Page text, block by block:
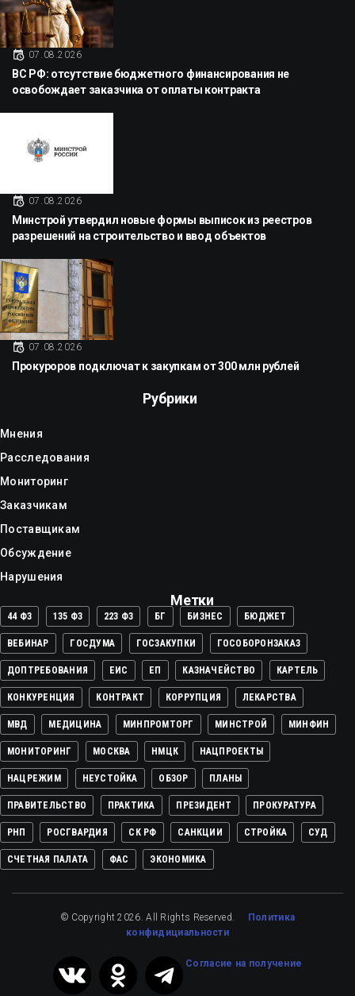
07.08.2026
ВС РФ: отсутствие бюджетного финансирования не
освобождает заказчика от оплаты контракта
07.08.2026
Минстрой утвердил новые формы выписок из реестров
разрешений на строительство и ввод объектов
07.08.2026
Прокуроров подключат к закупкам от 300 млн рублей
Рубрики
Мнения
Расследования
Мониторинг
Заказчикам
Поставщикам
Обсуждение
Нарушения
Метки
44 ФЗ 135 ФЗ 223 ФЗ БГ БИЗНЕС БЮДЖЕТ
ВЕБИНАР ГОСДУМА ГОСЗАКУПКИ ГОСОБОРОНЗАКАЗ
ДОПТРЕБОВАНИЯ ЕИС ЕП КАЗНАЧЕЙСТВО КАРТЕЛЬ
КОНКУРЕНЦИЯ КОНТРАКТ КОРРУПЦИЯ ЛЕКАРСТВА
МВД МЕДИЦИНА МИНПРОМТОРГ МИНСТРОЙ МИНФИН
МОНИТОРИНГ МОСКВА НМЦК НАЦПРОЕКТЫ
НАЦРЕЖИМ НЕУСТОЙКА ОБЗОР ПЛАНЫ
ПРАВИТЕЛЬСТВО ПРАКТИКА ПРЕЗИДЕНТ ПРОКУРАТУРА
РНП РОСГВАРДИЯ СК РФ САНКЦИИ СТРОЙКА СУД
СЧЕТНАЯ ПАЛАТА ФАС ЭКОНОМИКА
© Copyright 2026. All Rights Reserved. Политика
конфидициальности
Cогласие на получение